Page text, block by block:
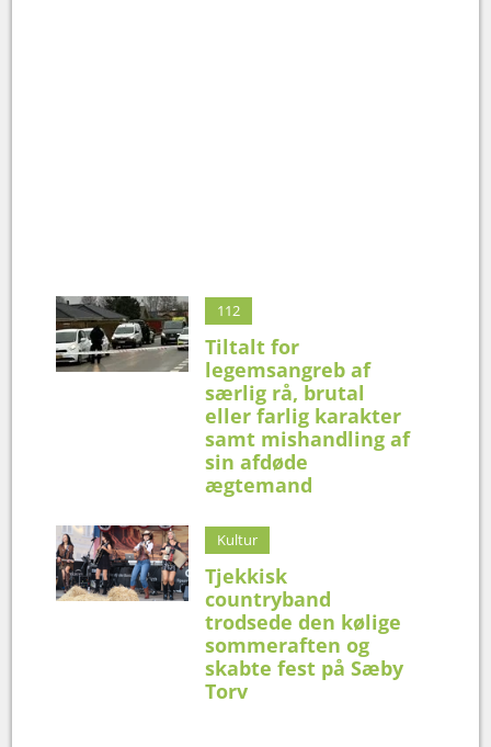
112
Tiltalt for
legemsangreb af
særlig rå, brutal
eller farlig karakter
samt mishandling af
sin afdøde
ægtemand
Kultur
Tjekkisk
countryband
trodsede den kølige
sommeraften og
skabte fest på Sæby
Torv